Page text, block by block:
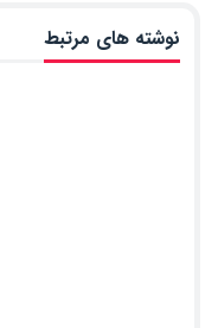
نوشته های مرتبط